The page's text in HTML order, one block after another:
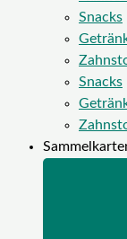
Snacks
Snacks